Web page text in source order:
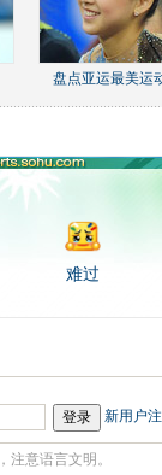
盘点亚运最美运
难过
新用户